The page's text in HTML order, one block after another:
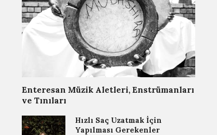
Enteresan Müzik Aletleri, Enstrümanları
ve Tınıları
Hızlı Saç Uzatmak İçin
Yapılması Gerekenler